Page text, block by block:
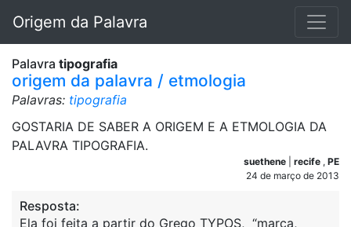
Origem da Palavra
Palavra tipografia
origem da palavra / etmologia
Palavras: tipografia
GOSTARIA DE SABER A ORIGEM E A ETMOLOGIA DA
PALAVRA TIPOGRAFIA.
suethene recife , PE
24 de março de 2013
Resposta:
Ela foi feita a partir do Grego TYPOS, “marca,